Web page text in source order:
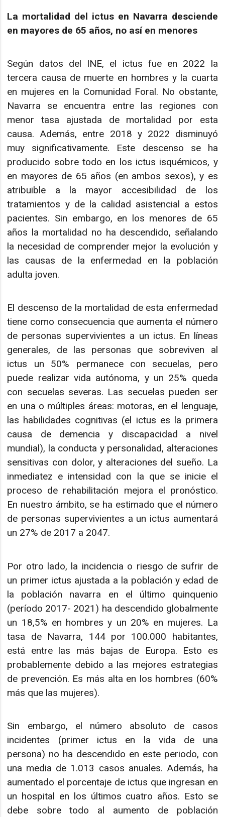
La mortalidad del ictus en Navarra desciende
en mayores de 65 años, no así en menores
Según datos del INE, el ictus fue en 2022 la
tercera causa de muerte en hombres y la cuarta
en mujeres en la Comunidad Foral. No obstante,
Navarra se encuentra entre las regiones con
menor tasa ajustada de mortalidad por esta
causa. Además, entre 2018 y 2022 disminuyó
muy significativamente. Este descenso se ha
producido sobre todo en los ictus isquémicos, y
en mayores de 65 años (en ambos sexos), y es
atribuible a la mayor accesibilidad de los
tratamientos y de la calidad asistencial a estos
pacientes. Sin embargo, en los menores de 65
años la mortalidad no ha descendido, señalando
la necesidad de comprender mejor la evolución y
las causas de la enfermedad en la población
adulta joven.
El descenso de la mortalidad de esta enfermedad
tiene como consecuencia que aumenta el número
de personas supervivientes a un ictus. En líneas
generales, de las personas que sobreviven al
ictus un 50% permanece con secuelas, pero
puede realizar vida autónoma, y un 25% queda
con secuelas severas. Las secuelas pueden ser
en una o múltiples áreas: motoras, en el lenguaje,
las habilidades cognitivas (el ictus es la primera
causa de demencia y discapacidad a nivel
mundial), la conducta y personalidad, alteraciones
sensitivas con dolor, y alteraciones del sueño. La
inmediatez e intensidad con la que se inicie el
proceso de rehabilitación mejora el pronóstico.
En nuestro ámbito, se ha estimado que el número
de personas supervivientes a un ictus aumentará
un 27% de 2017 a 2047.
Por otro lado, la incidencia o riesgo de sufrir de
un primer ictus ajustada a la población y edad de
la población navarra en el último quinquenio
(período 2017- 2021) ha descendido globalmente
un 18,5% en hombres y un 20% en mujeres. La
tasa de Navarra, 144 por 100.000 habitantes,
está entre las más bajas de Europa. Esto es
probablemente debido a las mejores estrategias
de prevención. Es más alta en los hombres (60%
más que las mujeres).
Sin embargo, el número absoluto de casos
incidentes (primer ictus en la vida de una
persona) no ha descendido en este periodo, con
una media de 1.013 casos anuales. Además, ha
aumentado el porcentaje de ictus que ingresan en
un hospital en los últimos cuatro años. Esto se
debe sobre todo al aumento de población